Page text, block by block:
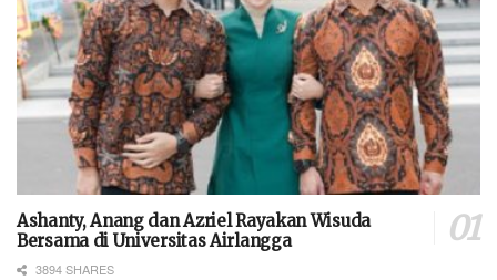
Ashanty, Anang dan Azriel Rayakan Wisuda
Bersama di Universitas Airlangga
3894 SHARES